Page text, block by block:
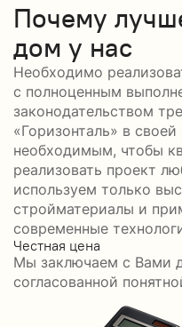
Почему
дом у нас
Необходимо
с полноценным
законодательством
«Горизонталь» в
необходимым, чтобы
реализовать проект
используем только
стройматериалы и
современные
Честная цена
Мы заключаем с Вами
согласованной